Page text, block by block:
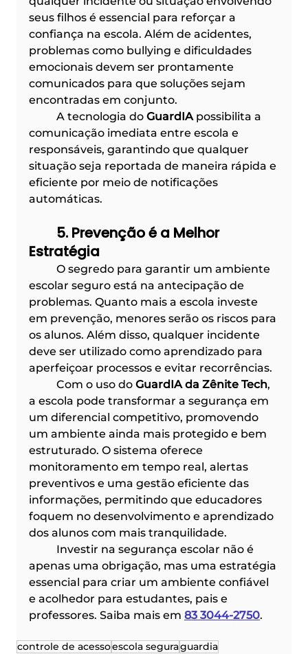
seus filhos é essencial para reforçar a
confiança na escola. Além de acidentes,
problemas como bullying e dificuldades
emocionais devem ser prontamente
comunicados para que soluções sejam
encontradas em conjunto.
	A tecnologia do
GuardIA possibilita a
comunicação imediata entre escola e
responsáveis, garantindo que qualquer
situação seja reportada de maneira rápida e
eficiente por meio de notificações
automáticas.
Estratégia
escolar seguro está na antecipação de
problemas. Quanto mais a escola investe
em prevenção, menores serão os riscos para
os alunos. Além disso, qualquer incidente
deve ser utilizado como aprendizado para
aperfeiçoar processos e evitar recorrências.
	Com o uso do
GuardIA da Zênite Tech,
a escola pode transformar a segurança em
um diferencial competitivo, promovendo
um ambiente ainda mais protegido e bem
estruturado. O sistema oferece
monitoramento em tempo real, alertas
preventivos e uma gestão eficiente das
informações, permitindo que educadores
foquem no desenvolvimento e aprendizado
dos alunos com mais tranquilidade.
apenas uma obrigação, mas uma estratégia
essencial para criar um ambiente confiável
e acolhedor para estudantes, pais e
professores. Saiba mais em 83 3044-2750.
controle de acessoescola seguraguardia